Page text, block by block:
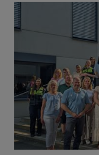
Junge Leute